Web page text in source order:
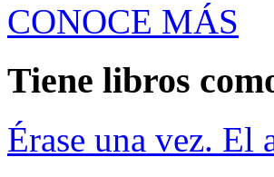
CONOCE MÁS
Tiene libros
Érase una vez. El